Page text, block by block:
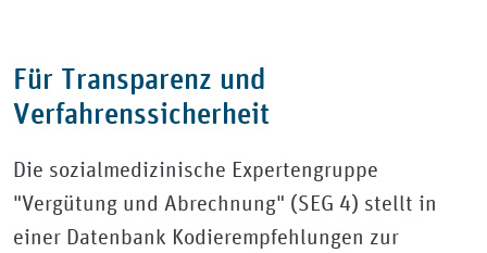
Für Transparenz und
Verfahrenssicherheit
Die sozialmedizinische Expertengruppe
"Vergütung und Abrechnung" (SEG 4) stellt in
einer Datenbank Kodierempfehlungen zur